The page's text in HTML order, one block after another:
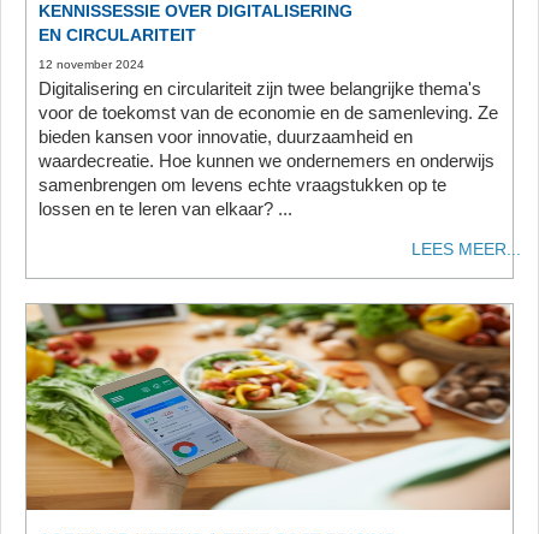
KENNISSESSIE OVER DIGITALISERING
EN CIRCULARITEIT
12 november 2024
Digitalisering en circulariteit zijn twee belangrijke thema's
voor de toekomst van de economie en de samenleving. Ze
bieden kansen voor innovatie, duurzaamheid en
waardecreatie. Hoe kunnen we ondernemers en onderwijs
samenbrengen om levens echte vraagstukken op te
lossen en te leren van elkaar? ...
LEES MEER...